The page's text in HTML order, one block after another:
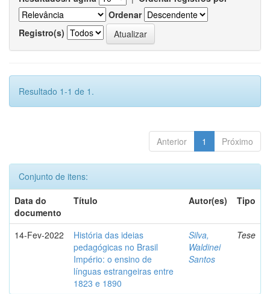
Ordenar
Registro(s)
Resultado 1-1 de 1.
Anterior 1 Próximo
Conjunto de itens:
Data do
documento
Título Autor(es) Tipo
14-Fev-2022
História das ideias
pedagógicas no Brasil
Império: o ensino de
línguas estrangeiras entre
1823 e 1890
Silva,
Waldinei
Santos
Tese